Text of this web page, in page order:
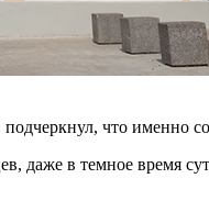
что
даже в темное время